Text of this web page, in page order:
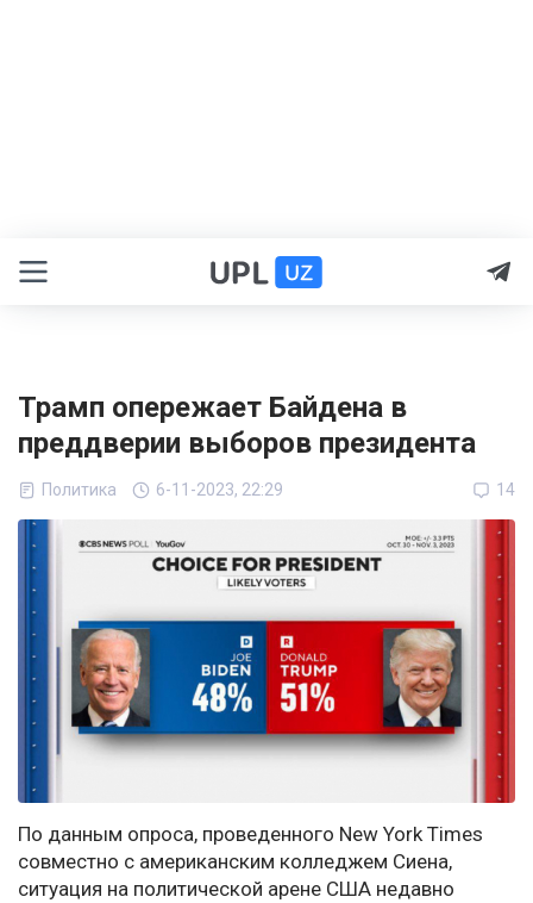
Трамп опережает Байдена в
преддверии выборов президента
Политика 6-11-2023, 22:29 14
По данным опроса, проведенного New York Times
совместно с американским колледжем Сиена,
ситуация на политической арене США недавно